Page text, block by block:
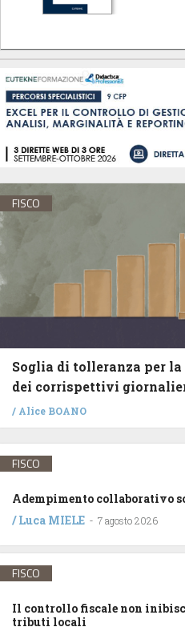
FISCO
Soglia di tolleranza per
dei corrispettivi
/ Alice BOANO
FISCO
Adempimento collaborativo
/Luca MIELE - 7 agosto 2026
FISCO
Il controllo fiscale non
tributi locali